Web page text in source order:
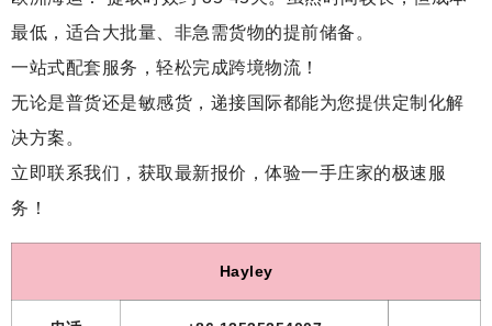
最低，适合大批量、非急需货物的提前储备。
一站式配套服务，轻松完成跨境物流！
无论是普货还是敏感货，递接国际都能为您提供定制化解
决方案。
立即联系我们，获取最新报价，体验一手庄家的极速服
务！
Hayley